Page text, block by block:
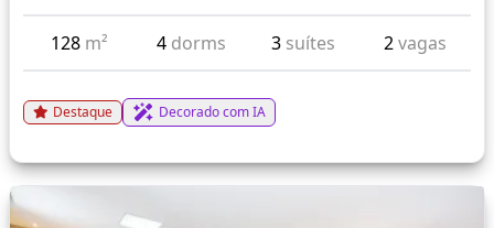
128 m² 4 dorms 3 suítes 2vagas
Destaque Decorado com IA